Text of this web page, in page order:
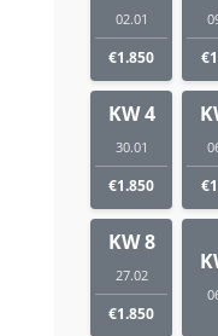
02.01
€1.850
KW 4
30.01
€1.850
KW 8
27.02
€1.850